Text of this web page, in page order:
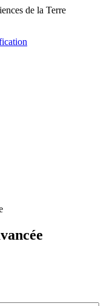
de la Terre